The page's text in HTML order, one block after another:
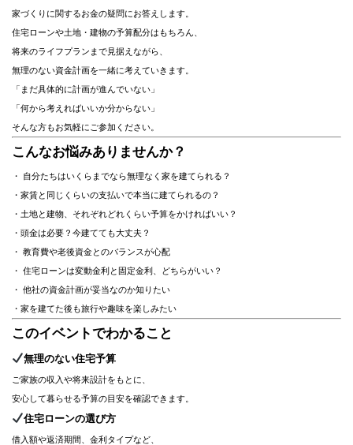
家づくりに関するお金の疑問にお答えします。
住宅ローンや土地・建物の予算配分はもちろん、
将来のライフプランまで見据えながら、
無理のない資金計画を一緒に考えていきます。
「まだ具体的に計画が進んでいない」
「何から考えればいいか分からない」
そんな方もお気軽にご参加ください。
こんなお悩みありませんか？
・ 自分たちはいくらまでなら無理なく家を建てられる？
・家賃と同じくらいの支払いで本当に建てられるの？
・土地と建物、それぞれどれくらい予算をかければいい？
・頭金は必要？今建てても大丈夫？
・ 教育費や老後資金とのバランスが心配
・ 住宅ローンは変動金利と固定金利、どちらがいい？
・ 他社の資金計画が妥当なのか知りたい
・家を建てた後も旅行や趣味を楽しみたい
このイベントでわかること
無理のない住宅予算
ご家族の収入や将来設計をもとに、
安心して暮らせる予算の目安を確認できます。
住宅ローンの選び方
借入額や返済期間、金利タイプなど、